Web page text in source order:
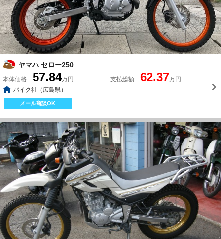
ヤマハ セロー250
本体価格 57.84万円 支払総額 62.37万円
バイク社（広島県）
メール商談OK